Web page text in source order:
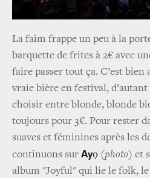
La faim frappe un peu à la
barquette de frites à 2€ avec
faire passer tout ça. C’est bien
vraie bière en festival,
choisir entre blonde, blonde
toujours pour 3€. Pour rester
suaves et féminines après les
continuons sur Ayọ (photo) et
album "Joyful" qui lie le folk, le